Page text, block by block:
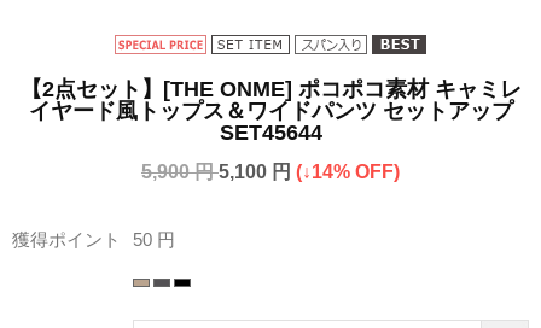
【2点セット】[THE ONME] ポコポコ素材 キャミレ
イヤード風トップス＆ワイドパンツ セットアップ
SET45644
5,900 円5,100 円 (↓14% OFF)
獲得ポイント 50 円